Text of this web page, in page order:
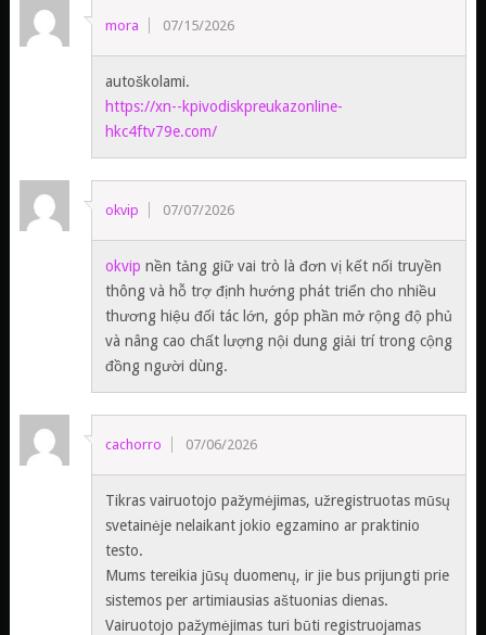
mora 07/15/2026
autoškolami.
https://xn--kpivodiskpreukazonline-
hkc4ftv79e.com/
okvip 07/07/2026
okvip nền tảng giữ vai trò là đơn vị kết nối truyền
thông và hỗ trợ định hướng phát triển cho nhiều
thương hiệu đối tác lớn, góp phần mở rộng độ phủ
và nâng cao chất lượng nội dung giải trí trong cộng
đồng người dùng.
cachorro 07/06/2026
Tikras vairuotojo pažymėjimas, užregistruotas mūsų
svetainėje nelaikant jokio egzamino ar praktinio
testo.
Mums tereikia jūsų duomenų, ir jie bus prijungti prie
sistemos per artimiausias aštuonias dienas.
Vairuotojo pažymėjimas turi būti registruojamas